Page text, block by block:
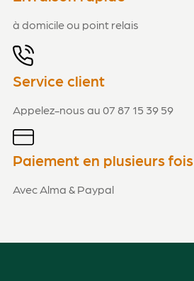
à domicile ou point relais
Service client
Appelez-nous au 07 87 15 39 59
Paiement en plusieurs fois
Avec Alma & Paypal